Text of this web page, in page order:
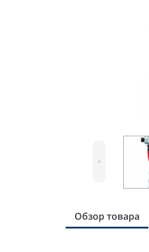
<
Обзор товара